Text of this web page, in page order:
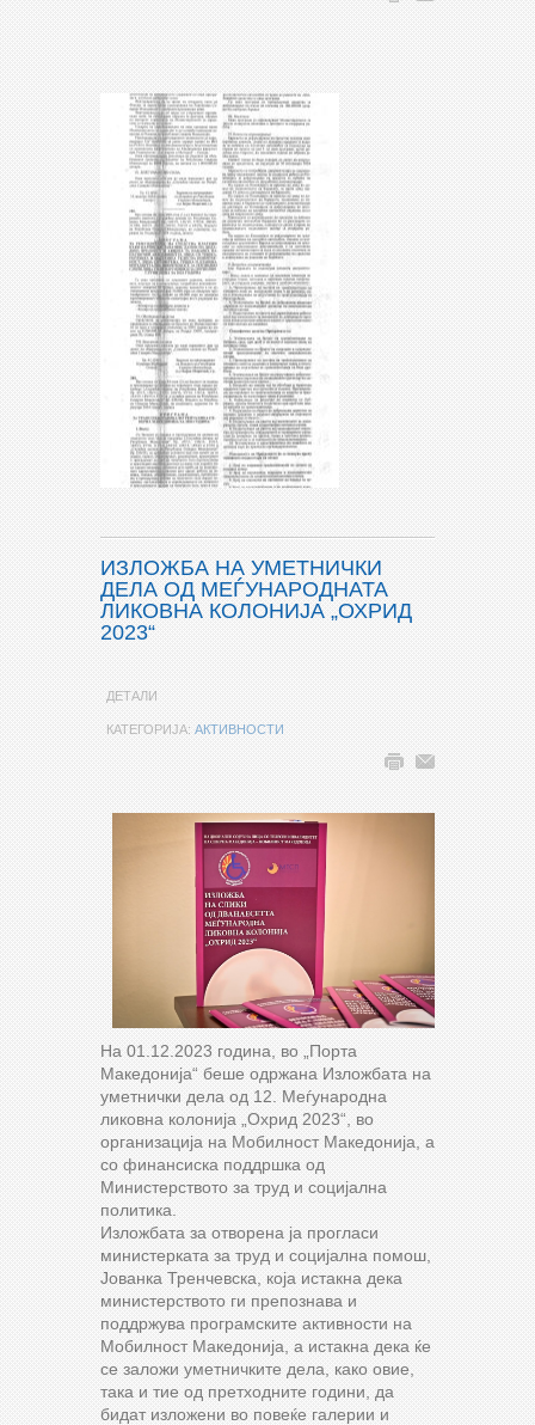
ИЗЛОЖБА НА УМЕТНИЧКИ
ДЕЛА ОД МЕЃУНАРОДНАТА
ЛИКОВНА КОЛОНИЈА „ОХРИД
2023“
ДЕТАЛИ
КАТЕГОРИЈА: АКТИВНОСТИ
На 01.12.2023 година, во „Порта
Македонија“ беше одржана Изложбата на
уметнички дела од 12. Меѓународна
ликовна колонија „Охрид 2023“, во
организација на Мобилност Македонија, а
со финансиска поддршка од
Министерството за труд и социјална
политика.
Изложбата за отворена ја прогласи
министерката за труд и социјална помош,
Јованка Тренчевска, која истакна дека
министерството ги препознава и
поддржува програмските активности на
Мобилност Македонија, а истакна дека ќе
се заложи уметничките дела, како овие,
така и тие од претходните години, да
бидат изложени во повеќе галерии и